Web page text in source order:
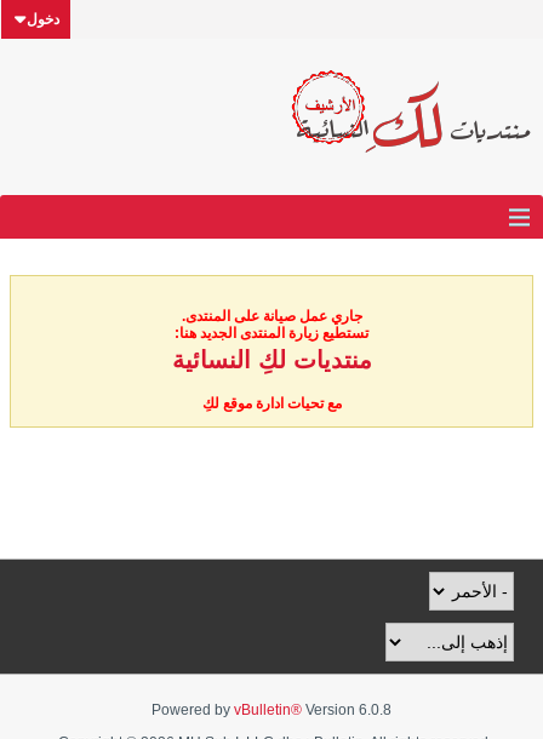
دخول
جاري عمل صيانة على المنتدى.
تستطيع زيارة المنتدى الجديد هنا:
منتديات لكِ النسائية
مع تحيات ادارة موقع لكِ
Powered by vBulletin® Version 6.0.8